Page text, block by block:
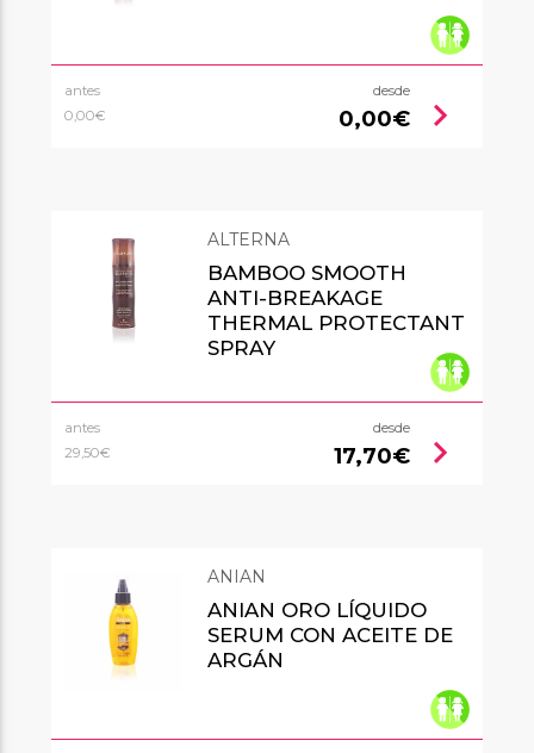
antes
0,00€
desde
0,00€ chevron_right
ALTERNA
BAMBOO SMOOTH
ANTI-BREAKAGE
THERMAL PROTECTANT
SPRAY
antes
29,50€
desde
17,70€ chevron_right
ANIAN
ANIAN ORO LÍQUIDO
SERUM CON ACEITE DE
ARGÁN